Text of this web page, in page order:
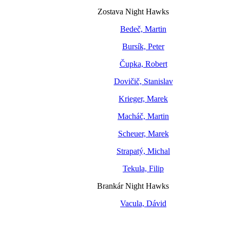
Zostava Night Hawks
Bedeč, Martin
Bursík, Peter
Čupka, Robert
Dovičič, Stanislav
Krieger, Marek
Macháč, Martin
Scheuer, Marek
Strapatý, Michal
Tekula, Filip
Brankár Night Hawks
Vacula, Dávid